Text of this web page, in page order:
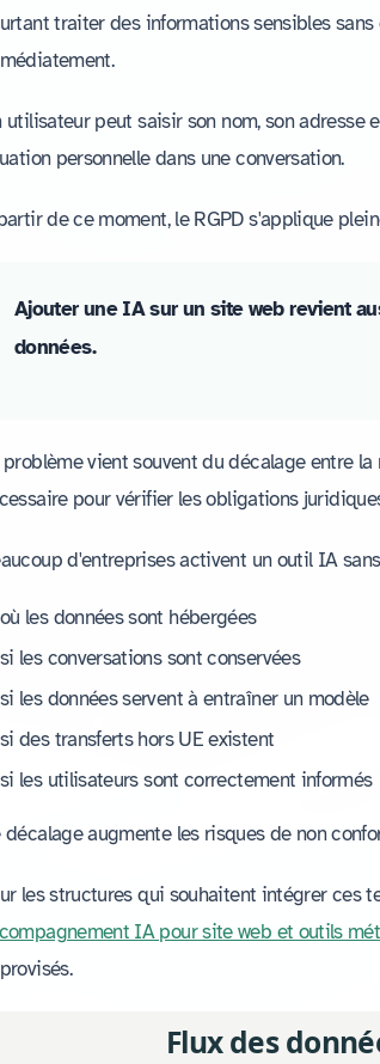
traiter des informations sensibles
utilisateur peut saisir son nom, son adresse
personnelle dans une conversation.
de ce moment, le RGPD s'applique
Ajouter une IA sur un site web revient
données.
problème vient souvent du décalage entre
pour vérifier les obligations
d'entreprises activent un outil IA
où les données sont hébergées
si les conversations sont conservées
si les données servent à entraîner un modèle
si des transferts hors UE existent
si les utilisateurs sont correctement informés
décalage augmente les risques de non
les structures qui souhaitent intégrer ces
IA pour site web et outils
Flux des